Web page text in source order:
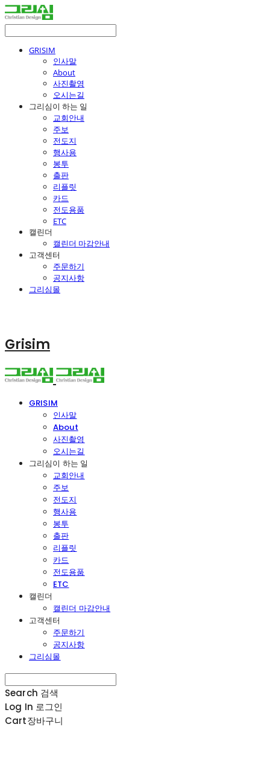
GRISIM
인사말
About
사진촬영
오시는길
그리심이 하는 일
교회안내
주보
전도지
행사용
봉투
출판
리플릿
카드
전도용품
ETC
캘린더
캘린더 마감안내
고객센터
주문하기
공지사항
그리심몰
Grisim
GRISIM
인사말
About
사진촬영
오시는길
그리심이 하는 일
교회안내
주보
전도지
행사용
봉투
출판
리플릿
카드
전도용품
ETC
캘린더
캘린더 마감안내
고객센터
주문하기
공지사항
그리심몰
Search 검색
Log In 로그인
Cart장바구니